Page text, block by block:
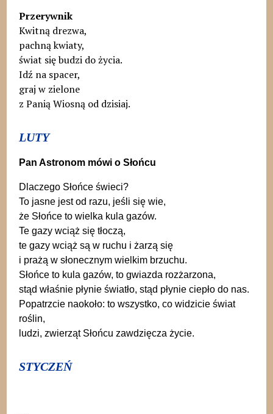
Przerywnik
Kwitną drezwa,
pachną kwiaty,
świat się budzi do życia.
Idź na spacer,
graj w zielone
z Panią Wiosną od dzisiaj.
LUTY
Pan Astronom mówi o Słońcu
Dlaczego Słońce świeci?
To jasne jest od razu, jeśli się wie,
że Słońce to wielka kula gazów.
Te gazy wciąż się tłoczą,
te gazy wciąż są w ruchu i żarzą się
i prażą w słonecznym wielkim brzuchu.
Słońce to kula gazów, to gwiazda rozżarzona,
stąd właśnie płynie światło, stąd płynie ciepło do nas.
Popatrzcie naokoło: to wszystko, co widzicie świat
roślin,
ludzi, zwierząt Słońcu zawdzięcza życie.
STYCZEŃ